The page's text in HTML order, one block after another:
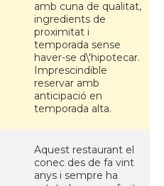
amb cuna de qualitat,
ingredients de
proximitat i
temporada sense
haver-se d\'hipotecar.
Imprescindible
reservar amb
anticipació en
temporada alta.
Aquest restaurant el
conec des de fa vint
anys i sempre ha